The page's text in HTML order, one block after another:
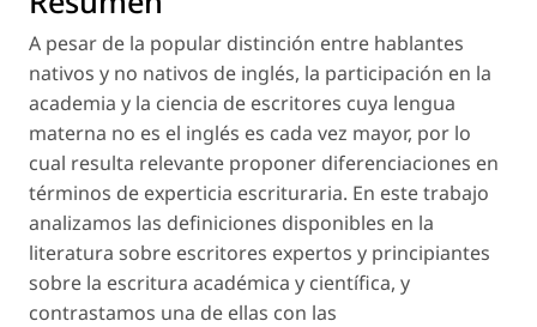
A pesar de la popular distinción entre hablantes
nativos y no nativos de inglés, la participación en la
academia y la ciencia de escritores cuya lengua
materna no es el inglés es cada vez mayor, por lo
cual resulta relevante proponer diferenciaciones en
términos de experticia escrituraria. En este trabajo
analizamos las definiciones disponibles en la
literatura sobre escritores expertos y principiantes
sobre la escritura académica y científica, y
contrastamos una de ellas con las